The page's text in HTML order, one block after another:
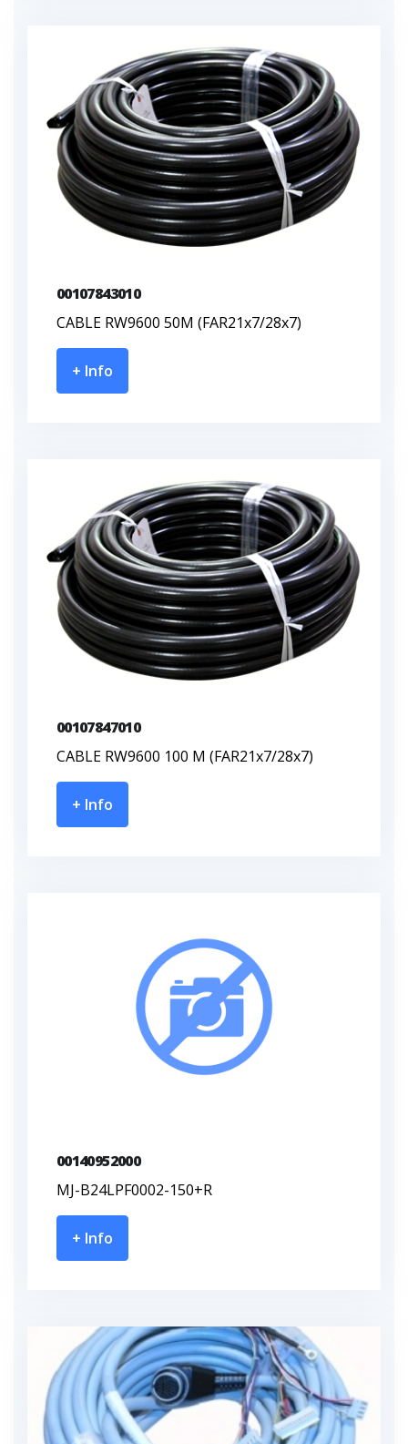
00107843010
CABLE RW9600 50M (FAR21x7/28x7)
+ Info
00107847010
CABLE RW9600 100 M (FAR21x7/28x7)
+ Info
00140952000
MJ-B24LPF0002-150+R
+ Info